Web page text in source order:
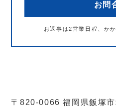
お問
お返事は2営業日程、か
〒820-0066 福岡県飯塚